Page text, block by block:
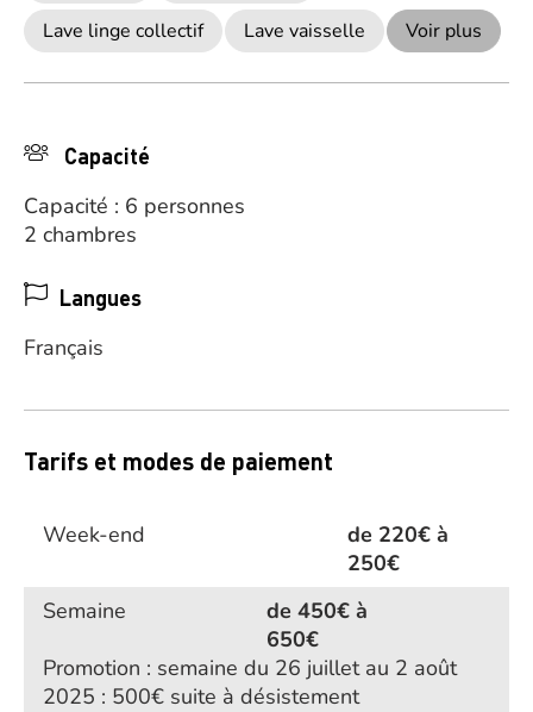
Lave linge collectif
Lave vaisselle Voir plus
Capacité
Capacité : 6 personnes
2 chambres
Langues
Français
Tarifs et modes de paiement
Week-end
de 220€ à
250€
Semaine
de 450€ à
650€
Promotion : semaine du 26 juillet au 2 août
2025 : 500€ suite à désistement